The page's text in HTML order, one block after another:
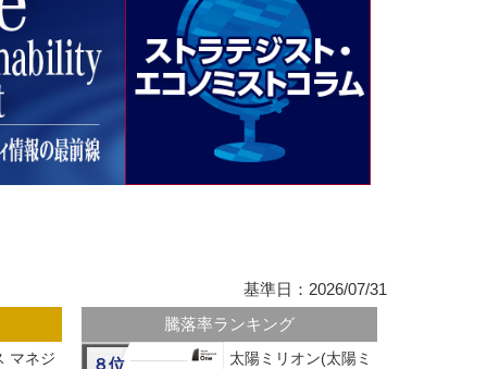
基準日：2026/07/31
マネジ
騰落率ランキング
８位 太陽ミリオン(太陽ミ